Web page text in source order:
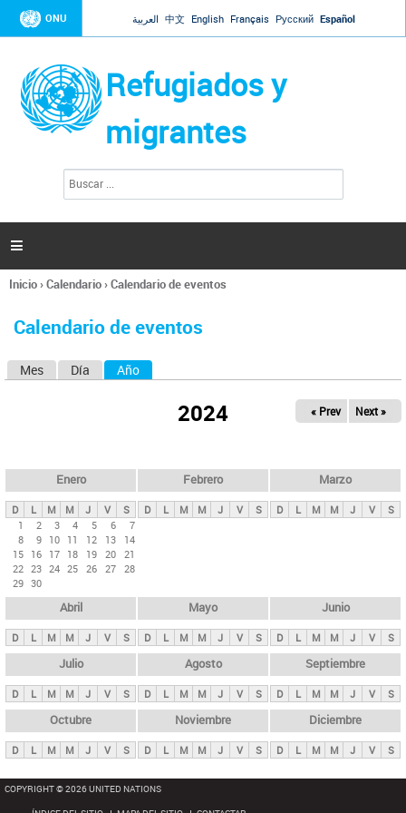
Jump to navigation
ONU العربية 中文 English Français Русский Español
Refugiados y
migrantes
l
d
s

Se
usted
Inicio›Calendario›Calendario de eventos
Calendario de eventos
s
p
n
i
p
a
l
s
Mes Día Año
2024 « Prev Next »
Enero
D L M M J V
S
1
2 3 4 5 6
7
8
9 10 11 12 13
14
15 16 17 18 19 20 21
22 23 24 25 26 27 28
29 30
Febrero
D L M M J V S
Marzo
D L M M J V S
Abril
D L M M J V S
Mayo
D L M M J V S
Junio
D L M M J V S
Julio
D L M M J V S
Agosto
D L M M J V S
Septiembre
D L M M J V S
Octubre
D L M M J V S
Noviembre
D L M M J V S
Diciembre
D L M M J V S
COPYRIGHT © 2026 UNITED NATIONS